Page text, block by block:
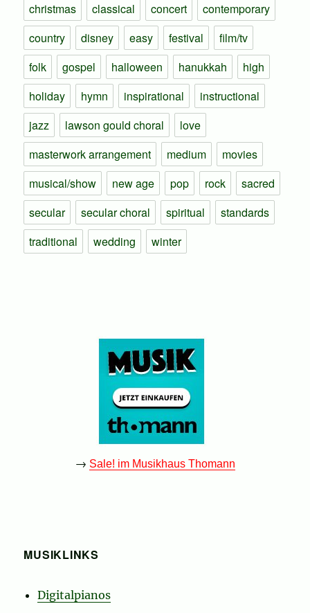
christmas
classical concert
contemporary
country
disney easy festival
film/tv
folk
gospel halloween hanukkah
high
holiday
hymn inspirational
instructional
jazz
lawson gould choral
love
masterwork arrangement
medium
movies
musical/show
new age pop rock
sacred
secular
secular choral spiritual
standards
traditional
wedding winter
→ Sale! im Musikhaus Thomann
MUSIKLINKS
Digitalpianos